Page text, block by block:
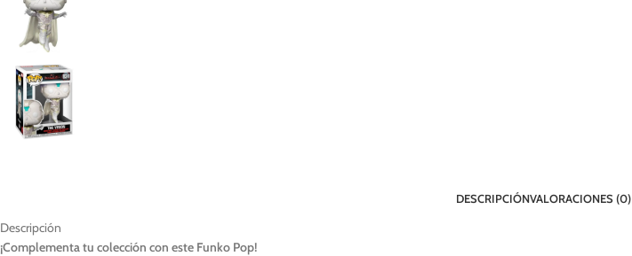
DESCRIPCIÓNVALORACIONES (0)
Descripción
¡Complementa tu colección con este Funko Pop!